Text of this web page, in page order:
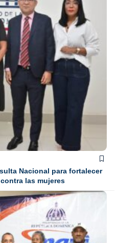
Nacional para fortalecer
las mujeres